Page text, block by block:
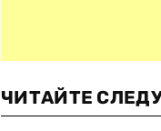
ЧИТАЙТЕ